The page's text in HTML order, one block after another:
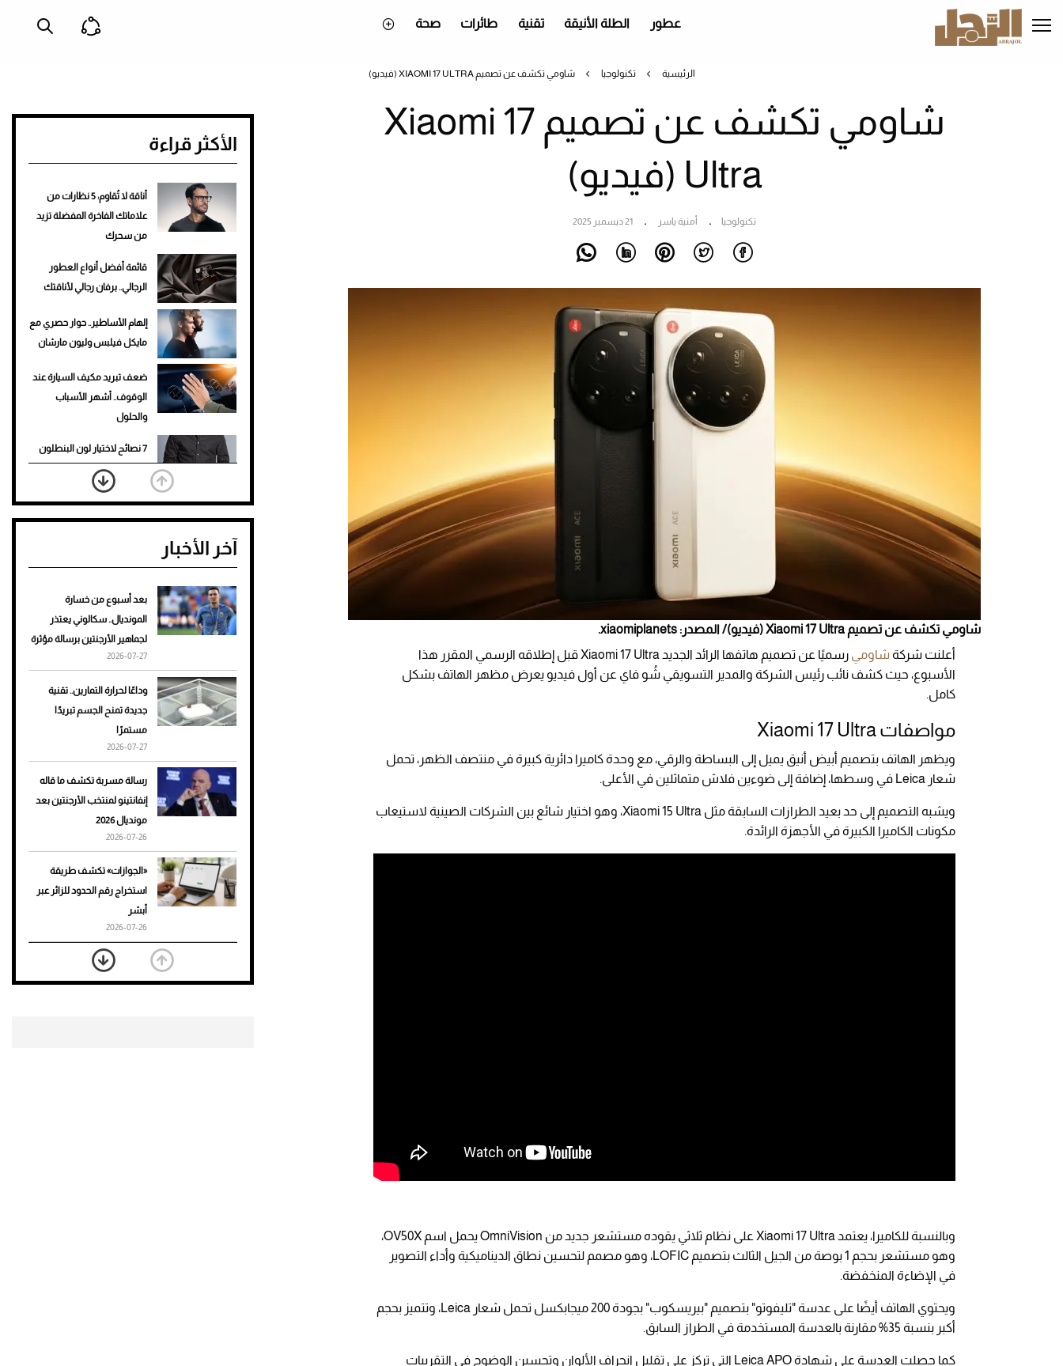
إلى
المحتوى
عطور الطلة الأنيقة تقنية طائرات صحة
الرئيسية تكنولوجيا شاومي تكشف عن تصميم XIAOMI 17 ULTRA (فيديو)
شاومي تكشف عن تصميم Xiaomi 17
Ultra (فيديو)
تكنولوجيا أمنية ياسر 21 ديسمبر 2025
شاومي تكشف عن تصميم Xiaomi 17 Ultra (فيديو)/ المصدر: xiaomiplanets.
أعلنت شركة شاومي
رسميًا عن تصميم هاتفها الرائد الجديد Xiaomi 17 Ultra قبل إطلاقه الرسمي المقرر هذا
الأسبوع، حيث كشف نائب رئيس الشركة والمدير التسويقي شُو فاي عن أول فيديو يعرض مظهر الهاتف بشكل
كامل.
مواصفات Xiaomi 17 Ultra
ويظهر الهاتف بتصميم أبيض أنيق يميل إلى البساطة والرقي، مع وحدة كاميرا دائرية كبيرة في منتصف الظهر، تحمل
شعار Leica في وسطها، إضافة إلى ضوءين فلاش متماثلين في الأعلى.
ويشبه التصميم إلى حد بعيد الطرازات السابقة مثل Xiaomi 15 Ultra، وهو اختيار شائع بين الشركات الصينية لاستيعاب
مكونات الكاميرا الكبيرة في الأجهزة الرائدة.
وبالنسبة للكاميرا، يعتمد Xiaomi 17 Ultra على نظام ثلاثي يقوده مستشعر جديد من OmniVision يحمل اسم OV50X،
وهو مستشعر بحجم 1 بوصة من الجيل الثالث بتصميم LOFIC، وهو مصمم لتحسين نطاق الديناميكية وأداء التصوير
في الإضاءة المنخفضة.
ويحتوي الهاتف أيضًا على عدسة "تليفوتو" بتصميم "بيريسكوب" بجودة 200 ميجابكسل تحمل شعار Leica، وتتميز بحجم
أكبر بنسبة 35% مقارنة بالعدسة المستخدمة في الطراز السابق.
كما حصلت العدسة على شهادة Leica APO التي تركز على تقليل انحراف الألوان وتحسين الوضوح في التقريبات
الأكثر قراءة
أناقة لا تُقاوم: 5 نظارات من
علاماتك الفاخرة المفضلة تزيد
من سحرك
قائمة أفضل أنواع العطور
الرجالي.. برفان رجالي لأناقتك
إلهام الأساطير.. حوار حصري مع
مايكل فيلبس وليون مارشان
ضعف تبريد مكيف السيارة عند
الوقوف.. أشهر الأسباب
والحلول
7 نصائح لاختيار لون البنطلون
المناسب للقميص الأسود
نرى المستقبل من خلال
تصميماتنا.. كيف حجزت 1886
تمنحك فخامة استثنائية
هوى الأبطال
أفضل تدريج للشعر الطويل
لإطلالة جريئة وعصرية
للرجال
آخر الأخبار
بعد أسبوع من خسارة
المونديال.. سكالوني يعتذر
لجماهير الأرجنتين برسالة مؤثرة
2026-07-27
وداعًا لحرارة التمارين.. تقنية
جديدة تمنح الجسم تبريدًا
مستمرًا
2026-07-27
رسالة مسربة تكشف ما قاله
إنفانتينو لمنتخب الأرجنتين بعد
مونديال 2026
2026-07-26
«الجوازات» تكشف طريقة
استخراج رقم الحدود للزائر عبر
أبشر
2026-07-26
بعد 7 أشهر من تعرضه لحادث
مروع.. جوشوا يفوز على برينغا